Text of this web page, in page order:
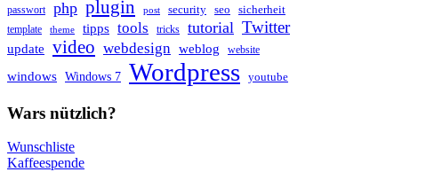
passwort
php plugin post security seo sicherheit
template theme tipps tools tricks tutorial Twitter
update video webdesign weblog website
windows Windows 7 Wordpress youtube
Wars nützlich?
Wunschliste
Kaffeespende